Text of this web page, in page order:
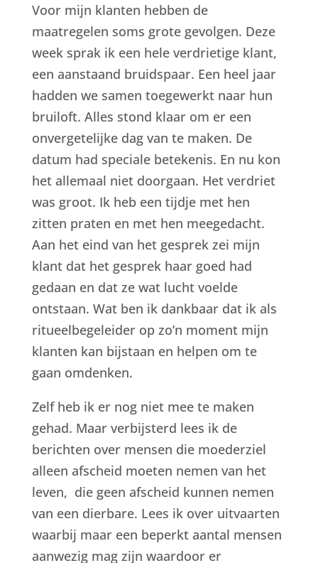
Voor mijn klanten hebben de
maatregelen soms grote gevolgen. Deze
week sprak ik een hele verdrietige klant,
een aanstaand bruidspaar. Een heel jaar
hadden we samen toegewerkt naar hun
bruiloft. Alles stond klaar om er een
onvergetelijke dag van te maken. De
datum had speciale betekenis. En nu kon
het allemaal niet doorgaan. Het verdriet
was groot. Ik heb een tijdje met hen
zitten praten en met hen meegedacht.
Aan het eind van het gesprek zei mijn
klant dat het gesprek haar goed had
gedaan en dat ze wat lucht voelde
ontstaan. Wat ben ik dankbaar dat ik als
ritueelbegeleider op zo’n moment mijn
klanten kan bijstaan en helpen om te
gaan omdenken.
Zelf heb ik er nog niet mee te maken
gehad. Maar verbijsterd lees ik de
berichten over mensen die moederziel
alleen afscheid moeten nemen van het
leven, die geen afscheid kunnen nemen
van een dierbare. Lees ik over uitvaarten
waarbij maar een beperkt aantal mensen
aanwezig mag zijn waardoor er